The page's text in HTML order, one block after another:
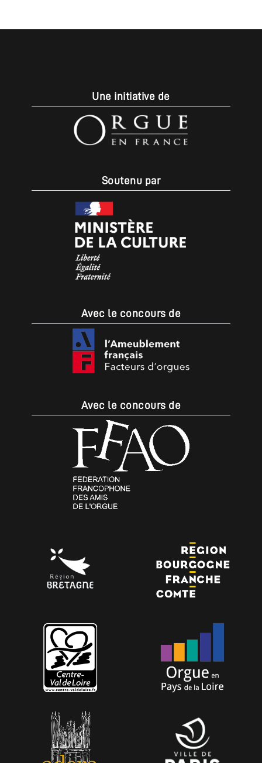
Une initiative de
Soutenu par
Avec le concours de
Avec le concours de